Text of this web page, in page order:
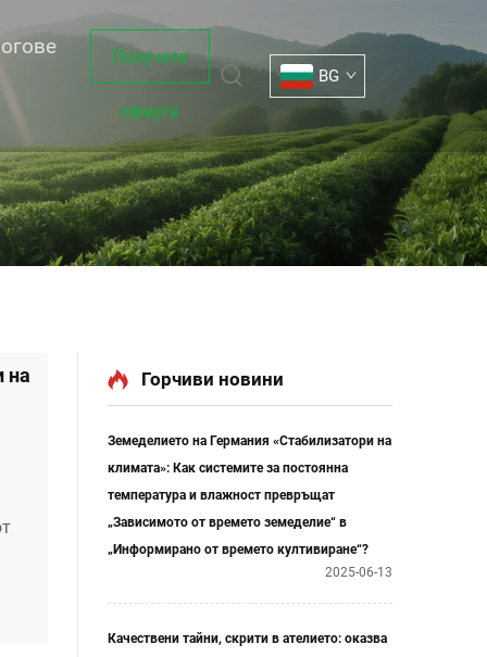
Получете
оферта
BG
на
Горчиви новини
Земеделието на Германия «Стабилизатори на
климата»: Как системите за постоянна
температура и влажност превръщат
„Зависимото от времето земеделие“ в
„Информирано от времето култивиране“?
2025-06-13
Качествени тайни, скрити в ателието: оказва